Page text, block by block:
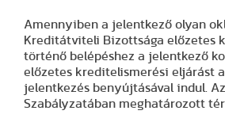
Amennyiben a jelentkező olyan
Kreditátviteli Bizottsága előzetes
történő belépéshez a jelentkező
előzetes kreditelismerési eljárást
jelentkezés benyújtásával indul.
Szabályzatában meghatározott